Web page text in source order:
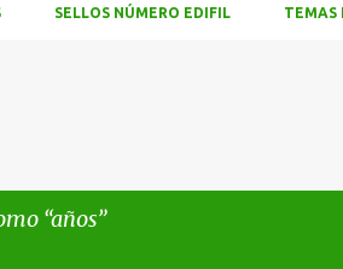
SELLOS NÚMERO EDIFIL TEMAS
años